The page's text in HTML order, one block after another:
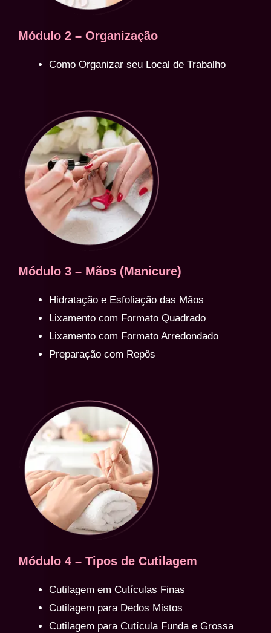
Módulo 2 – Organização
Como Organizar seu Local de Trabalho
Módulo 3 – Mãos (Manicure)
Hidratação e Esfoliação das Mãos
Lixamento com Formato Quadrado
Lixamento com Formato Arredondado
Preparação com Repôs
Módulo 4 – Tipos de Cutilagem
Cutilagem em Cutículas Finas
Cutilagem para Dedos Mistos
Cutilagem para Cutícula Funda e Grossa